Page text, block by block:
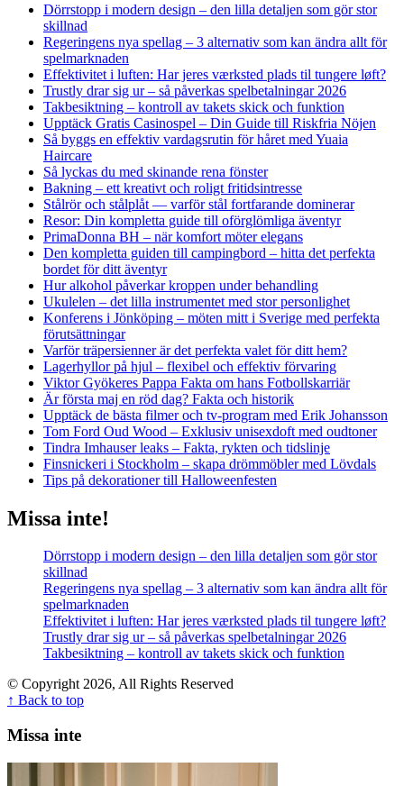
Dörrstopp i modern design – den lilla detaljen som gör stor
skillnad
Regeringens nya spellag – 3 alternativ som kan ändra allt för
spelmarknaden
Effektivitet i luften: Har jeres værksted plads til tungere løft?
Trustly drar sig ur – så påverkas spelbetalningar 2026
Takbesiktning – kontroll av takets skick och funktion
Upptäck Gratis Casinospel – Din Guide till Riskfria Nöjen
Så byggs en effektiv vardagsrutin för håret med Yuaia
Haircare
Så lyckas du med skinande rena fönster
Bakning – ett kreativt och roligt fritidsintresse
Stålrör och stålplåt — varför stål fortfarande dominerar
Resor: Din kompletta guide till oförglömliga äventyr
PrimaDonna BH – när komfort möter elegans
Den kompletta guiden till campingbord – hitta det perfekta
bordet för ditt äventyr
Hur alkohol påverkar kroppen under behandling
Ukulelen – det lilla instrumentet med stor personlighet
Konferens i Jönköping – möten mitt i Sverige med perfekta
förutsättningar
Varför träpersienner är det perfekta valet för ditt hem?
Lagerhyllor på hjul – flexibel och effektiv förvaring
Viktor Gyökeres Pappa Fakta om hans Fotbollskarriär
Är första maj en röd dag? Fakta och historik
Upptäck de bästa filmer och tv-program med Erik Johansson
Tom Ford Oud Wood – Exklusiv unisexdoft med oudtoner
Tindra Imhauser leaks – Fakta, rykten och tidslinje
Finsnickeri i Stockholm – skapa drömmöbler med Lövdals
Tips på dekorationer till Halloweenfesten
Missa inte!
Dörrstopp i modern design – den lilla detaljen som gör stor
skillnad
Regeringens nya spellag – 3 alternativ som kan ändra allt för
spelmarknaden
Effektivitet i luften: Har jeres værksted plads til tungere løft?
Trustly drar sig ur – så påverkas spelbetalningar 2026
Takbesiktning – kontroll av takets skick och funktion
© Copyright 2026, All Rights Reserved
↑ Back to top
Missa inte